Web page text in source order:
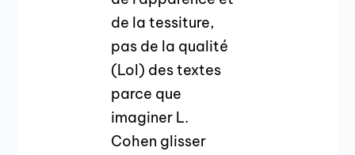
de la tessiture,
pas de la qualité
(Lol) des textes
parce que
imaginer L.
Cohen glisser